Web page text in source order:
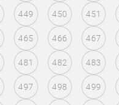
449 450 451
465 466 467
481 482 483
497 498 499